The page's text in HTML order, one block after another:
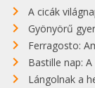
A cicák
Gyönyörű
Ferragosto:
Bastille nap: A
Lángolnak a